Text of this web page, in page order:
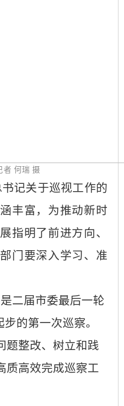
者 何瑞 摄
记关于巡视工作的
丰富，为推动新时
指明了前进方向、
门要深入学习、准
二届市委最后一轮
的第一次巡察。
题整改、树立和践
质高效完成巡察工